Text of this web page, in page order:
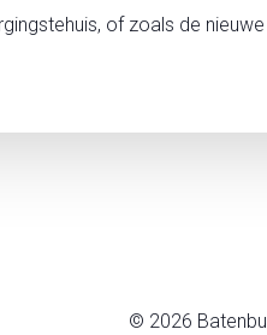
of zoals de nieuwe
© 2026